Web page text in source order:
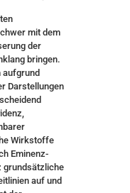
mit dem
der
bringen.
aufgrund
Darstellungen
Wirkstoffe
Eminenz-
grundsätzliche
auf und